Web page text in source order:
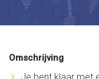
Omschrijving
Je bent klaar met